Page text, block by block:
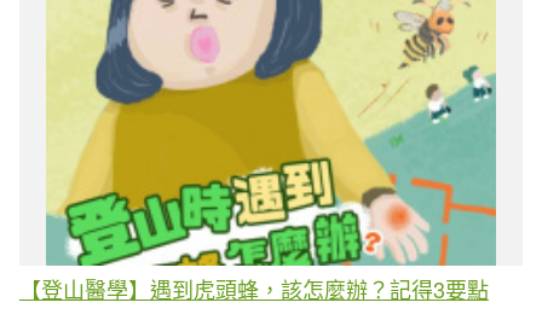
【登山醫學】遇到虎頭蜂，該怎麼辦？記得3要點